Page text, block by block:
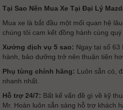
Tại Sao Nên Mua Xe Tại Đại Lý
Mua xe là bắt đầu một mối quan hệ
chúng tôi cam kết đồng hành cùng
Xưởng dịch vụ 5 sao: Ngay tại số 63
hành, bảo dưỡng trở nên thuận tiện
Phụ tùng chính hãng: Luôn sẵn có,
nhanh nhất.
Hỗ trợ 24/7: Bất kể vấn đề gì về kỹ
Mr. Hoàn luôn sẵn sàng hỗ trợ khách